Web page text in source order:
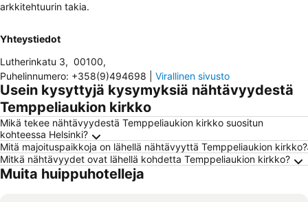
arkkitehtuurin takia.
Yhteystiedot
Lutherinkatu 3, 00100,
Puhelinnumero: +358(9)494698 Virallinen sivusto
Usein kysyttyjä kysymyksiä nähtävyydestä
Temppeliaukion kirkko
Mikä tekee nähtävyydestä Temppeliaukion kirkko suositun
kohteessa Helsinki?
Mitä majoituspaikkoja on lähellä nähtävyyttä Temppeliaukion kirkko?
Mitkä nähtävyydet ovat lähellä kohdetta Temppeliaukion kirkko?
Muita huippuhotelleja